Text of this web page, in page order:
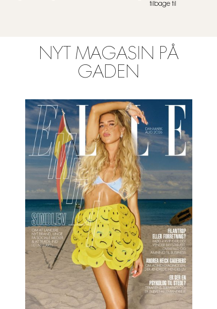
tilbage til
NYT MAGASIN PÅ
GADEN